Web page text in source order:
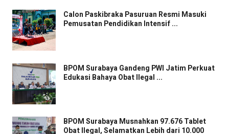
Calon Paskibraka Pasuruan Resmi Masuki
Pemusatan Pendidikan Intensif ...
BPOM Surabaya Gandeng PWI Jatim Perkuat
Edukasi Bahaya Obat Ilegal ...
BPOM Surabaya Musnahkan 97.676 Tablet
Obat Ilegal, Selamatkan Lebih dari 10.000